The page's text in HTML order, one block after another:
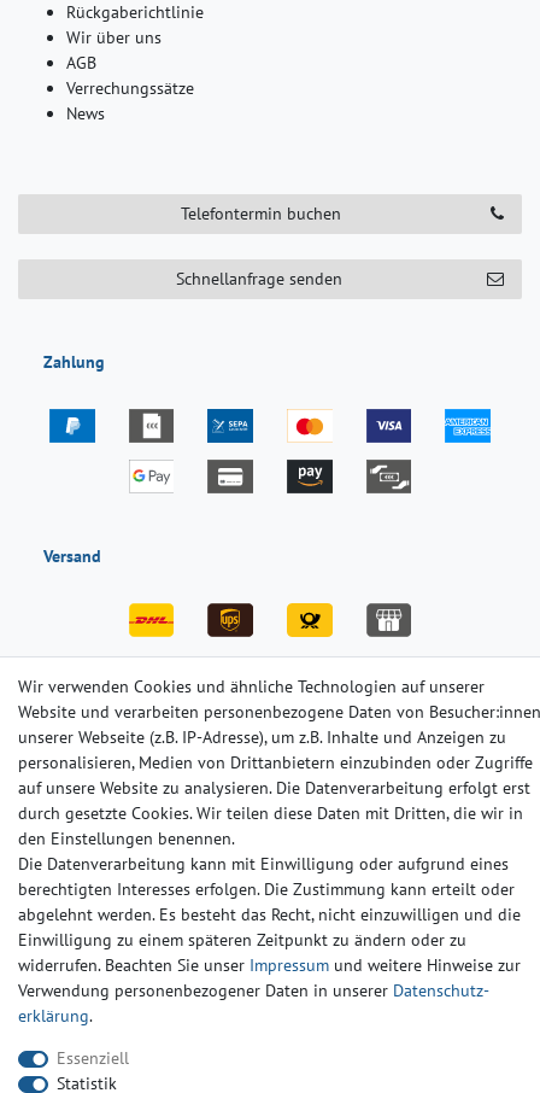
Rückgaberichtlinie
Wir über uns
AGB
Verrechungssätze
News
Telefontermin buchen
Schnellanfrage senden
Zahlung
Versand
Impressum Daten­schutz­erklärung AGB
Barrierefreiheitserklärung Widerrufs­recht Kontakt
Wir verwenden Cookies und ähnliche Technologien auf unserer
Website und verarbeiten personenbezogene Daten von Besucher:innen
unserer Webseite (z.B. IP-Adresse), um z.B. Inhalte und Anzeigen zu
personalisieren, Medien von Drittanbietern einzubinden oder Zugriffe
auf unsere Website zu analysieren. Die Datenverarbeitung erfolgt erst
durch gesetzte Cookies. Wir teilen diese Daten mit Dritten, die wir in
den Einstellungen benennen.
Die Datenverarbeitung kann mit Einwilligung oder aufgrund eines
berechtigten Interesses erfolgen. Die Zustimmung kann erteilt oder
abgelehnt werden. Es besteht das Recht, nicht einzuwilligen und die
Einwilligung zu einem späteren Zeitpunkt zu ändern oder zu
widerrufen. Beachten Sie unser Impressum und weitere Hinweise zur
Verwendung personenbezogener Daten in unserer Daten­schutz­
erklärung.
Essenziell
Statistik
© Copyright 2024-2025 | Alle Rechte vorbehalten.
Widerrufs­recht Widerrufs­formular Impressum